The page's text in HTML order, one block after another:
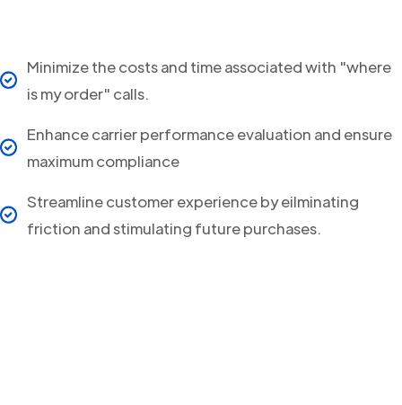
Minimize the costs and time associated with "where
is my order" calls.
Enhance carrier performance evaluation and ensure
maximum compliance
Streamline customer experience by eilminating
friction and stimulating future purchases.